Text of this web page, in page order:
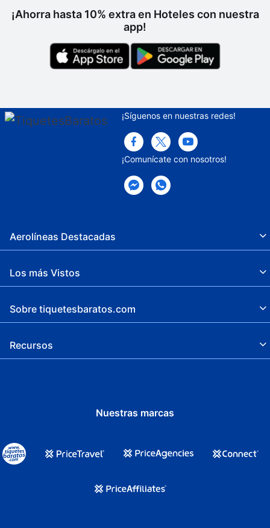
¡Ahorra hasta 10% extra en Hoteles con nuestra
app!
¡Síguenos en nuestras redes!
¡Comunícate con nosotros!
Aerolíneas Destacadas
Los más Vistos
Sobre tiquetesbaratos.com
Recursos
Nuestras marcas